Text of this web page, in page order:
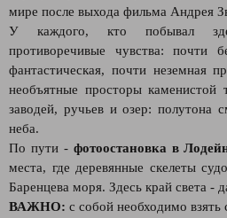
мире после выхода фильма Андрея
У каждого, кто побывал
противоречивые чувства: почти
фантастическая, почти неземная
необъятные просторы
заводей, ручьев и озер: полутона
неба.
По пути - фотоостановка в
места, где деревянные скелеты
Баренцева моря. Здесь край света -
ВАЖНО: с собой необходимо взять